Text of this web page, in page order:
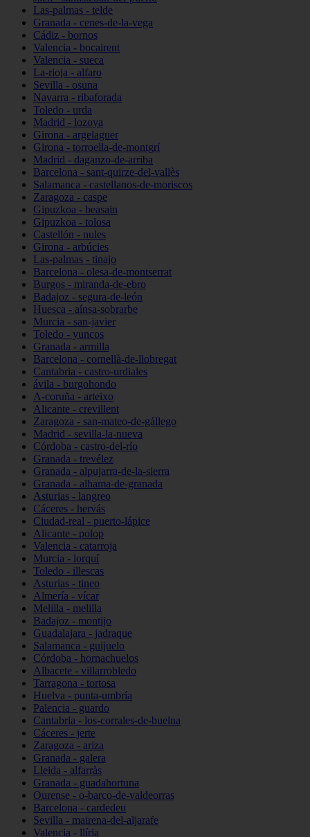
Las-palmas - telde
Granada - cenes-de-la-vega
Cádiz - bornos
Valencia - bocairent
Valencia - sueca
La-rioja - alfaro
Sevilla - osuna
Navarra - ribaforada
Toledo - urda
Madrid - lozoya
Girona - argelaguer
Girona - torroella-de-montgrí
Madrid - daganzo-de-arriba
Barcelona - sant-quirze-del-vallès
Salamanca - castellanos-de-moriscos
Zaragoza - caspe
Gipuzkoa - beasain
Gipuzkoa - tolosa
Castellón - nules
Girona - arbúcies
Las-palmas - tinajo
Barcelona - olesa-de-montserrat
Burgos - miranda-de-ebro
Badajoz - segura-de-león
Huesca - aínsa-sobrarbe
Murcia - san-javier
Toledo - yuncos
Granada - armilla
Barcelona - cornellà-de-llobregat
Cantabria - castro-urdiales
ávila - burgohondo
A-coruña - arteixo
Alicante - crevillent
Zaragoza - san-mateo-de-gállego
Madrid - sevilla-la-nueva
Córdoba - castro-del-río
Granada - trevélez
Granada - alpujarra-de-la-sierra
Granada - alhama-de-granada
Asturias - langreo
Cáceres - hervás
Ciudad-real - puerto-lápice
Alicante - polop
Valencia - catarroja
Murcia - lorquí
Toledo - illescas
Asturias - tineo
Almería - vícar
Melilla - melilla
Badajoz - montijo
Guadalajara - jadraque
Salamanca - guijuelo
Córdoba - hornachuelos
Albacete - villarrobledo
Tarragona - tortosa
Huelva - punta-umbría
Palencia - guardo
Cantabria - los-corrales-de-buelna
Cáceres - jerte
Zaragoza - ariza
Granada - galera
Lleida - alfarràs
Granada - guadahortuna
Ourense - o-barco-de-valdeorras
Barcelona - cardedeu
Sevilla - mairena-del-aljarafe
Valencia - llíria